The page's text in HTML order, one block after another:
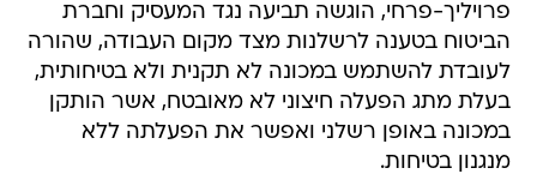
פרויליך-פרחי, הוגשה תביעה נגד המעסיק וחברת
הביטוח בטענה לרשלנות מצד מקום העבודה, שהורה
לעובדת להשתמש במכונה לא תקנית ולא בטיחותית,
בעלת מתג הפעלה חיצוני לא מאובטח, אשר הותקן
במכונה באופן רשלני ואפשר את הפעלתה ללא
מנגנון בטיחות.